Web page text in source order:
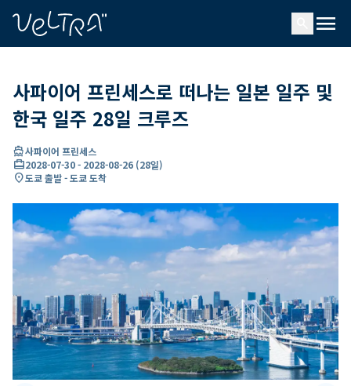
menu
사파이어 프린세스로 떠나는 일본 일주 및
한국 일주 28일 크루즈
directions_boat사파이어 프린세스
card_travel2028-07-30- 2028-08-26 (28일)
location_on도쿄 출발 - 도쿄 도착